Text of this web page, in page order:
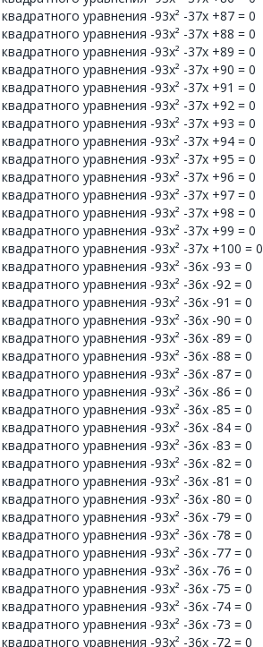
уравнения -93x² -37x +87 = 0
уравнения -93x² -37x +88 = 0
уравнения -93x² -37x +89 = 0
уравнения -93x² -37x +90 = 0
уравнения -93x² -37x +91 = 0
уравнения -93x² -37x +92 = 0
уравнения -93x² -37x +93 = 0
уравнения -93x² -37x +94 = 0
уравнения -93x² -37x +95 = 0
уравнения -93x² -37x +96 = 0
уравнения -93x² -37x +97 = 0
уравнения -93x² -37x +98 = 0
уравнения -93x² -37x +99 = 0
уравнения -93x² -37x +100 = 0
уравнения -93x² -36x -93 = 0
уравнения -93x² -36x -92 = 0
уравнения -93x² -36x -91 = 0
уравнения -93x² -36x -90 = 0
уравнения -93x² -36x -89 = 0
уравнения -93x² -36x -88 = 0
уравнения -93x² -36x -87 = 0
уравнения -93x² -36x -86 = 0
уравнения -93x² -36x -85 = 0
уравнения -93x² -36x -84 = 0
уравнения -93x² -36x -83 = 0
уравнения -93x² -36x -82 = 0
уравнения -93x² -36x -81 = 0
уравнения -93x² -36x -80 = 0
уравнения -93x² -36x -79 = 0
уравнения -93x² -36x -78 = 0
уравнения -93x² -36x -77 = 0
уравнения -93x² -36x -76 = 0
уравнения -93x² -36x -75 = 0
уравнения -93x² -36x -74 = 0
уравнения -93x² -36x -73 = 0
уравнения -93x² -36x -72 = 0